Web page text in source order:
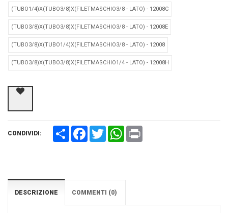
(TUBO1/4)X(TUBO3/8)X(FILETMASCHIO3/8 - LATO) - 12008C
(TUBO3/8)X(TUBO3/8)X(FILETMASCHIO3/8 - LATO) - 12008E
(TUBO3/8)X(TUBO1/4)X(FILETMASCHIO3/8 - LATO) - 12008
(TUBO3/8)X(TUBO3/8)X(FILETMASCHIO1/4 - LATO) - 12008H
CONDIVIDI: Share FacebookTwitter WhatsApp
DESCRIZIONE COMMENTI (0)